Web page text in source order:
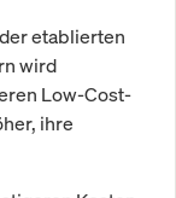
etablierten
wird
Low-Cost-
ihre